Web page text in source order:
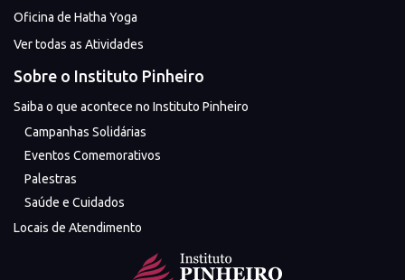
Oficina de Hatha Yoga
Ver todas as Atividades
Sobre o Instituto Pinheiro
Saiba o que acontece no Instituto Pinheiro
Campanhas Solidárias
Eventos Comemorativos
Palestras
Saúde e Cuidados
Locais de Atendimento